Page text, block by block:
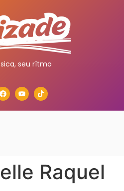
seu rítmo
Raquel